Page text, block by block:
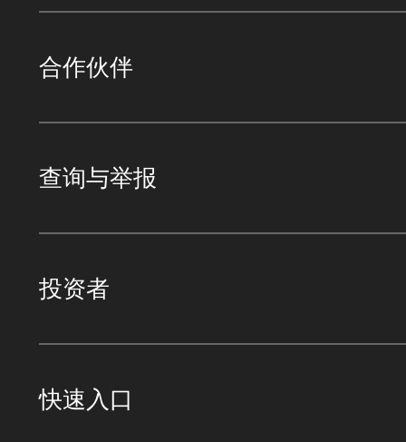
合作伙伴
查询与举报
投资者
快速入口